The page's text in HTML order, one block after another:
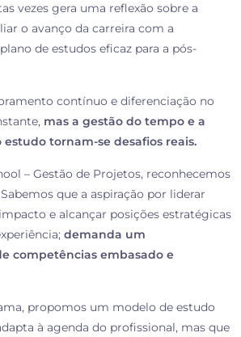
vezes gera uma reflexão sobre a
o avanço da carreira com a
de estudos eficaz para a pós-
contínuo e diferenciação no
mas a gestão do tempo e a
estudo tornam-se desafios reais.
– Gestão de Projetos, reconhecemos
que a aspiração por liderar
e alcançar posições estratégicas
demanda um
competências embasado e
propomos um modelo de estudo
à agenda do profissional, mas que